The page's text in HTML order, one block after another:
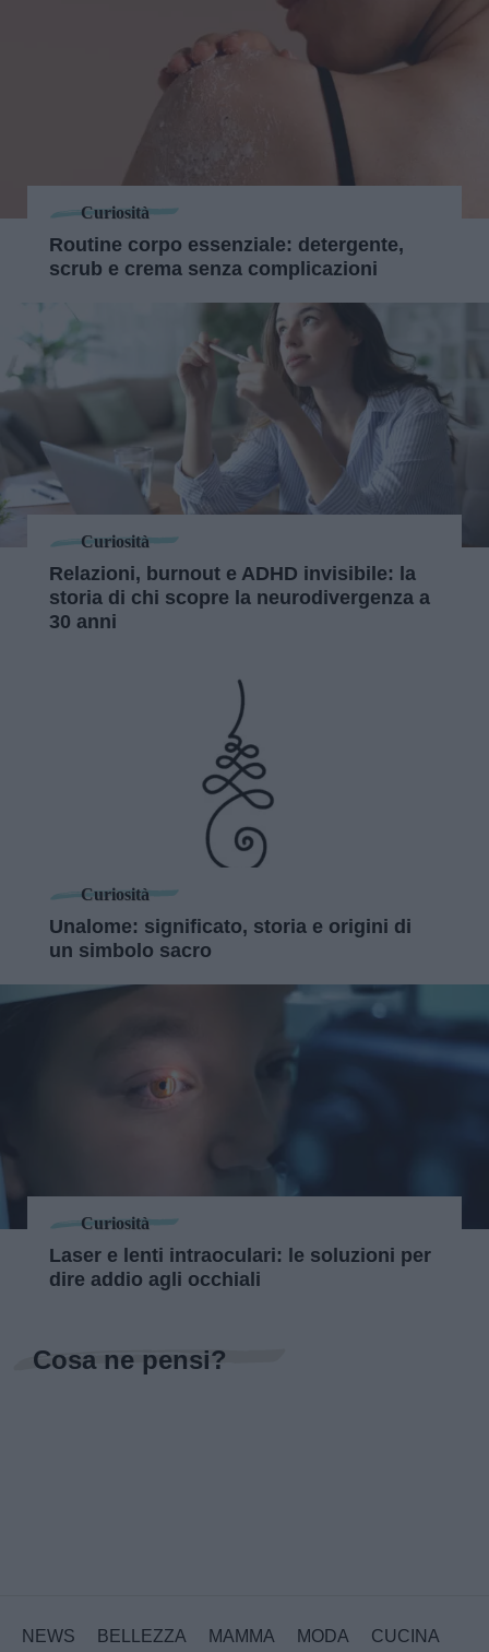
Curiosità
Routine corpo essenziale: detergente,
scrub e crema senza complicazioni
Curiosità
Relazioni, burnout e ADHD invisibile: la
storia di chi scopre la neurodivergenza a
30 anni
Curiosità
Unalome: significato, storia e origini di
un simbolo sacro
Curiosità
Laser e lenti intraoculari: le soluzioni per
dire addio agli occhiali
Cosa ne pensi?
NEWS BELLEZZA MAMMA MODA CUCINA